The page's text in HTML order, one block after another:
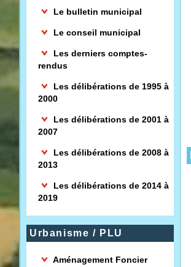
Le bulletin municipal
Le conseil municipal
Les derniers comptes-
rendus
Les délibérations de 1995 à
2000
Les délibérations de 2001 à
2007
Les délibérations de 2008 à
2013
Les délibérations de 2014 à
2019
Urbanisme / PLU
Aménagement Foncier